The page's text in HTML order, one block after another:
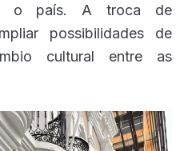
o país. A troca de
possibilidades de
cultural entre as